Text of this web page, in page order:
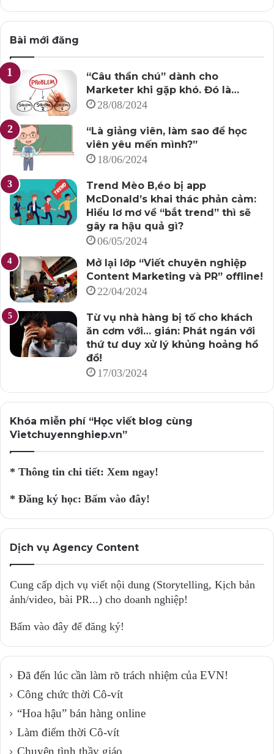
Bài mới đăng
“Câu thần chú” dành cho
Marketer khi gặp khó. Đó là…
28/08/2024
“Là giảng viên, làm sao để học
viên yêu mến mình?”
18/06/2024
Trend Mèo B,éo bị app
McDonald’s khai thác phản cảm:
Hiểu lơ mơ về “bắt trend” thì sẽ
gây ra hậu quả gì?
06/05/2024
Mở lại lớp “Viết chuyên nghiệp
Content Marketing và PR” offline!
22/04/2024
Từ vụ nhà hàng bị tố cho khách
ăn cơm với… gián: Phát ngán với
thứ tư duy xử lý khủng hoảng hồ
đồ!
17/03/2024
Khóa miễn phí “Học viết blog cùng
Vietchuyennghiep.vn”
* Thông tin chi tiết: Xem ngay!
* Đăng ký học: Bấm vào đây!
Dịch vụ Agency Content
Cung cấp dịch vụ viết nội dung (Storytelling, Kịch bản
ảnh/video, bài PR...) cho doanh nghiệp!
Bấm vào đây để đăng ký!
Đã đến lúc cần làm rõ trách nhiệm của EVN!
Công chức thời Cô-vít
“Hoa hậu” bán hàng online
Làm điếm thời Cô-vít
Chuyện tình thầy giáo